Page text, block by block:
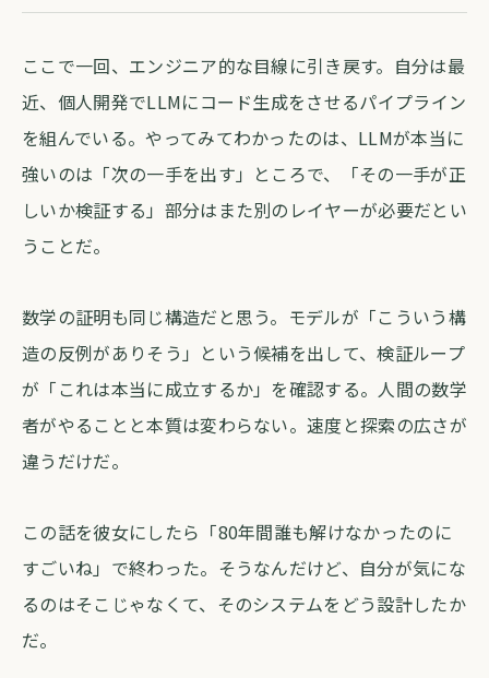
ここで一回、エンジニア的な目線に引き戻す。自分は最
近、個人開発でLLMにコード生成をさせるパイプライン
を組んでいる。やってみてわかったのは、LLMが本当に
強いのは「次の一手を出す」ところで、「その一手が正
しいか検証する」部分はまた別のレイヤーが必要だとい
うことだ。
数学の証明も同じ構造だと思う。モデルが「こういう構
造の反例がありそう」という候補を出して、検証ループ
が「これは本当に成立するか」を確認する。人間の数学
者がやることと本質は変わらない。速度と探索の広さが
違うだけだ。
この話を彼女にしたら「80年間誰も解けなかったのに
すごいね」で終わった。そうなんだけど、自分が気にな
るのはそこじゃなくて、そのシステムをどう設計したか
だ。